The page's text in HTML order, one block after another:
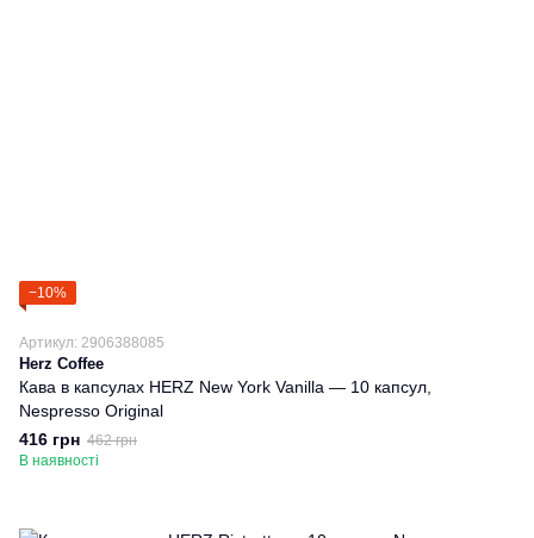
−10%
Артикул: 2906388085
Herz Coffee
Кава в капсулах HERZ New York Vanilla — 10 капсул,
Nespresso Original
416 грн 462 грн
В наявності